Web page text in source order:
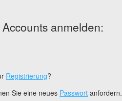
anmelden:
Registrierung?
Sie eine neues Passwort anfordern.